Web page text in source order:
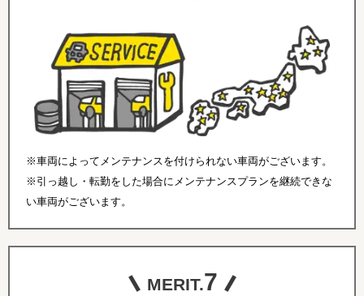
※車両によってメンテナンスを付けられない車両がございます。
※引っ越し・転勤をした場合にメンテナンスプランを継続できな
い車両がございます。
MERIT.7